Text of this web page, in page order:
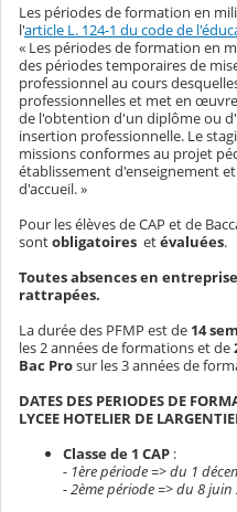
Les périodes de formation en
l'article L. 124-1 du code de
« Les périodes de formation en
des périodes temporaires de
professionnel au cours
professionnelles et met en
de l'obtention d'un diplôme ou
insertion professionnelle. Le
missions conformes au projet
établissement d'enseignement
d'accueil. »
Pour les élèves de CAP et de
sontobligatoires etévaluées.
Toutes absences en
rattrapées.
La durée des PFMP est de 14
les 2 années de formations et de
Bac Prosur les 3 années de
DATES DES PERIODES DE
LYCEE HOTELIER DE
Classe de 1 CAP :
- 1ère période => du 1
- 2ème période => du 8